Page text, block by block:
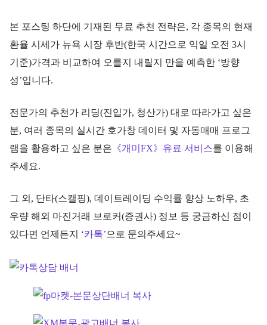
본 포스팅 하단에 기재된 무료 추천 전략은, 각 종목의 현재
환율 시세가 뉴욕 시장 후반(한국 시간으로 익일 오전 3시
기준)가격과 비교하여 오를지 내릴지 만을 예측한 ‘방향
성’입니다.
전문가의 추천가 리딩(진입가, 청산가) 대로 따라가고 싶은
분, 여러 종목의 실시간 호가창 데이터 및 자동매매 프로그
램을 활용하고 싶은 분은 《개미FX》유료 서비스를 이용해
주세요.
그 외, 단타(스캘핑), 데이트레이딩 수익률 향상 노하우, 초
우량 해외 마진거래 브로커(증권사) 정보 등 궁금하신 점이
있다면 언제든지 ‘카톡’으로 문의주세요~